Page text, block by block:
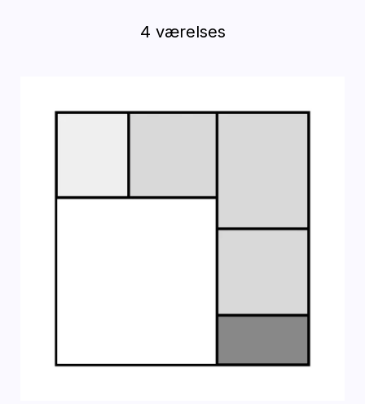
4 værelses